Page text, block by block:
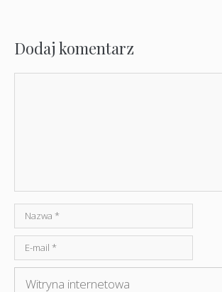
Dodaj komentarz
Nazwa
mail